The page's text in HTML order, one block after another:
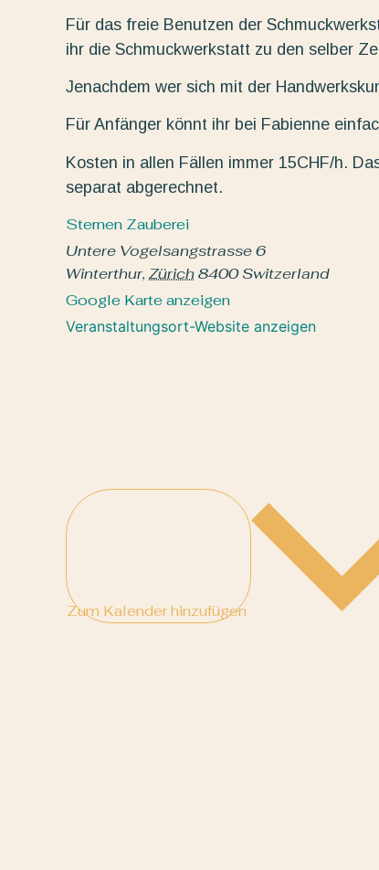
Für das freie Benutzen der
ihr die Schmuckwerkstatt zu den selber
Jenachdem wer sich mit der
Für Anfänger könnt ihr bei Fabienne
Kosten in allen Fällen immer 15CHF/h.
separat abgerechnet.
Sternen Zauberei
Untere Vogelsangstrasse 6
Winterthur, Zürich8400 Switzerland
Google Karte anzeigen
Veranstaltungsort-Website anzeigen
Zum Kalender hinzufügen